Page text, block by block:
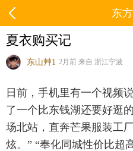
东
夏衣购买记
东山艸1 2月前 来自 浙江宁波
日前，手机里有一个视频
了一个比东钱湖还要好逛
场北站，直奔芒果服装工
炫。” “奉化同城性价比超